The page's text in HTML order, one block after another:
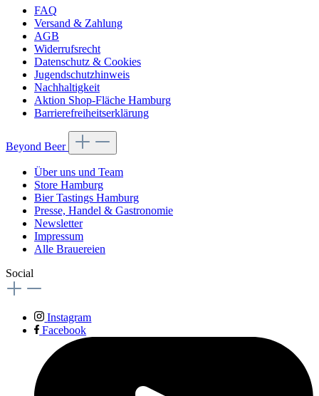
FAQ
Versand & Zahlung
AGB
Widerrufsrecht
Datenschutz & Cookies
Jugendschutzhinweis
Nachhaltigkeit
Aktion Shop-Fläche Hamburg
Barrierefreiheitserklärung
Beyond Beer
Über uns und Team
Store Hamburg
Bier Tastings Hamburg
Presse, Handel & Gastronomie
Newsletter
Impressum
Alle Brauereien
Social
Instagram
Facebook